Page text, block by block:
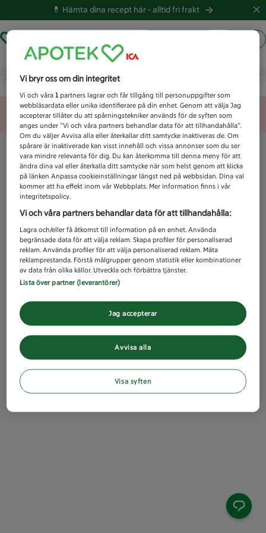
💊 Hämta dina recept här -alltid fri frakt
Vad letar du efter idag?
Unknown error
Vi bryr oss om din integritet
Vi och våra1 partners lagrar och får tillgång till personuppgifter som
webbläsardata eller unika identifierare på din enhet. Genom att välja Jag
accepterar tillåter du att spårningstekniker används för de syften som
anges under ”Vi och våra partners behandlar data för att tillhandahålla”.
Om du väljer Avvisa alla eller återkallar ditt samtycke inaktiveras de. Om
spårare är inaktiverade kan visst innehåll och vissa annonser som du ser
vara mindre relevanta för dig. Du kan återkomma till denna meny för att
ändra dina val eller återkalla ditt samtycke när som helst genom att klicka
på länken Anpassa cookieinställningar längst ned på webbsidan. Dina val
kommer att ha effekt inom vår Webbplats. Mer information finns i vår
integritetspolicy.
Vi och våra partners behandlar data för att tillhandahålla:
Lagra och/eller få åtkomst till information på en enhet. Använda
begränsade data för att välja reklam. Skapa profiler för personaliserad
reklam. Använda profiler för att välja personaliserad reklam. Mäta
reklamprestanda. Förstå målgrupper genom statistik eller kombinationer
av data från olika källor. Utveckla och förbättra tjänster.
Lista över partner (leverantörer)
Avvisa alla
Jag accepterar
Visa syften